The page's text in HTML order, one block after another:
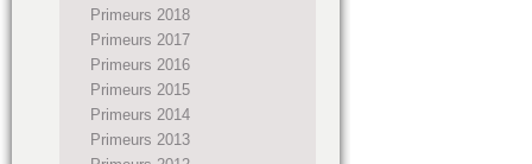
Primeurs 2018
Primeurs 2017
Primeurs 2016
Primeurs 2015
Primeurs 2014
Primeurs 2013